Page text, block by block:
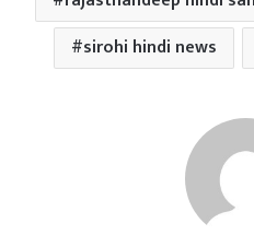
sirohi hindi news